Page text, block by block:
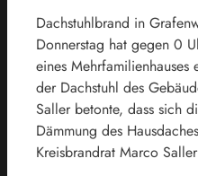
Dachstuhlbrand in
Donnerstag hat gegen 0
eines
der Dachstuhl des
Saller betonte, dass sich
Dämmung des
Kreisbrandrat Marco